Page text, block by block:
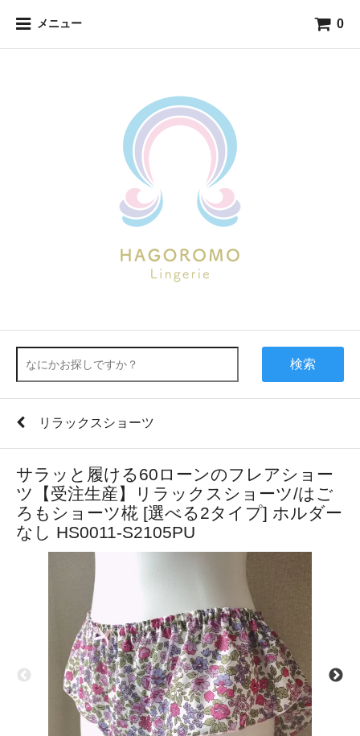
メニュー 0
検索
リラックスショーツ
サラッと履ける60ローンのフレアショー
ツ【受注生産】リラックスショーツ/はご
ろもショーツ椛 [選べる2タイプ] ホルダー
なし HS0011-S2105PU